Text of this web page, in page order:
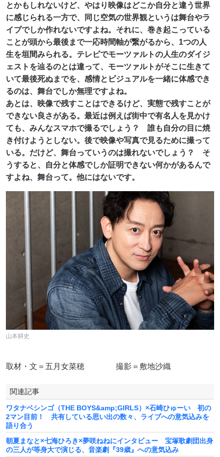
とかもしれないけど、やはり映像はどこか自分と違う世界
に感じられる一方で、同じ空気の世界観というは舞台やラ
イブでしか作れないですよね。それに、巻き起こっている
ことが頭から最後まで一応時間軸が繋がるから、1つの人
生を垣間みられる。テレビでモーツァルトの人生のダイジ
ェストを辿るのとは違って、モーツァルトがそこに生きて
いて最後死ぬまでを、感情とビジュアルを一緒に体感でき
るのは、舞台でしか無理ですよね。
あとは、映像で残すことはできるけど、実態で残すことが
できない良さがある。最近は例えば街中で有名人を見かけ
ても、みんなスマホで撮るでしょう？ 誰も自分の目に焼
き付けようとしない。後で映像や写真で見るために撮って
いる。だけど、舞台っていうのは撮れないでしょう？ そ
うすると、自分と体感でしか証明できない何かがあるんで
すよね、舞台って。他にはないです。
山本耕史
取材・文＝五月女菜穂 撮影＝敷地沙織
関連記事
ワタナベシンゴ（THE BOYS&amp;GIRLS）×石崎ひゅーい 初の
2マン目前！ 共有している思い出の数々、ライブへの意気込みを
語り合う
朝夏まなと×七海ひろき×夢咲ねねにインタビュー 宝塚歌劇団出身
の三人が等身大で演じる、音楽劇『39歳』への意気込み